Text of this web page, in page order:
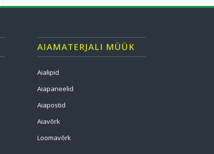
AIAMATERJALI MÜÜK
Aialipid
Aiapaneelid
Aiapostid
Aiavõrk
Loomavõrk